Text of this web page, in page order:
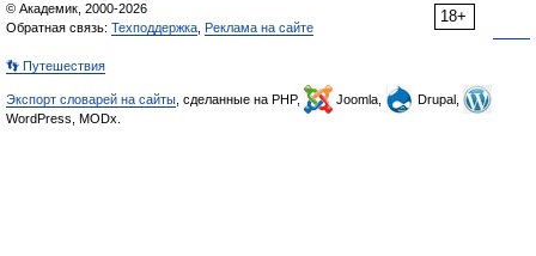
18+
© Академик, 2000-2026
Обратная связь: Техподдержка Реклама на сайте
👣 Путешествия
Экспорт словарей на сайты , сделанные на PHP, Joomla,
Drupal,
WordPress, MODx.